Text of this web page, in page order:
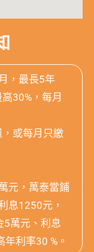
，最長5年
30%，每月
或每月只繳
元，萬泰當鋪
息1250元，
5萬元、利息
利率30 %。